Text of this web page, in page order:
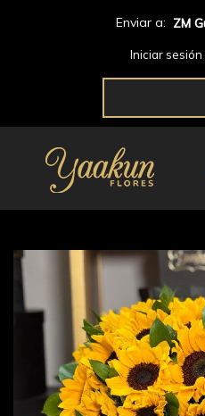
Enviar a: ZM
Iniciar sesión